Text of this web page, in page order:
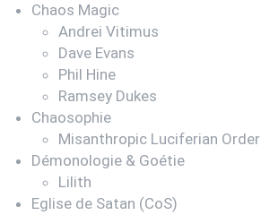
Chaos Magic
Andrei Vitimus
Dave Evans
Phil Hine
Ramsey Dukes
Chaosophie
Misanthropic Luciferian Order
Démonologie & Goétie
Lilith
Eglise de Satan (CoS)